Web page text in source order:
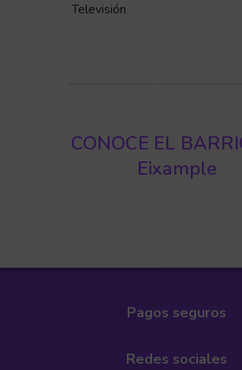
Televisión
CONOCE EL
Eixample
Pagos seguros
Redes sociales